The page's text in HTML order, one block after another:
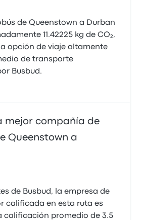
de Queenstown a Durban
11.42225 kg de CO₂,
opción de viaje altamente
de transporte
Busbud.
mejor compañía de
Queenstown a
de Busbud, la empresa de
calificada en esta ruta es
calificación promedio de 3.5